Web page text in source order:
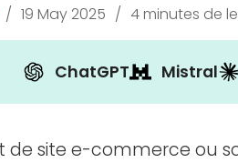
/ 19 May 2025 / 4 minutes de
ChatGPT Mistral
site e-commerce ou